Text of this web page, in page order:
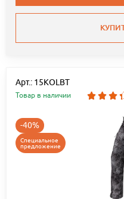
Арт.: 15KOLBT
Товар в наличии
-40%
Специальное
предложение